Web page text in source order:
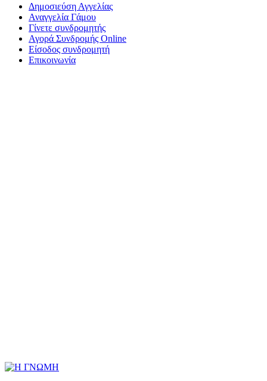
Δημοσιεύση Αγγελίας
Αναγγελία Γάμου
Γίνετε συνδρομητής
Αγορά Συνδρομής Online
Είσοδος συνδρομητή
Επικοινωνία